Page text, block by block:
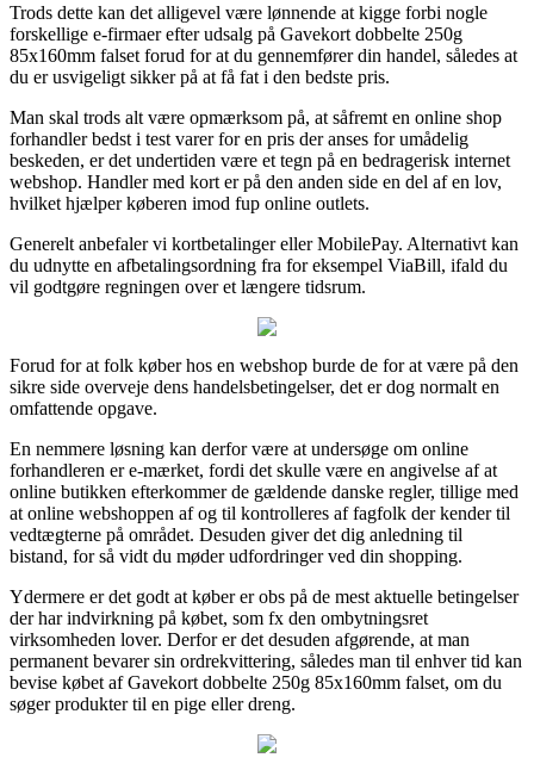
Trods dette kan det alligevel være lønnende at kigge forbi nogle
forskellige e-firmaer efter udsalg på Gavekort dobbelte 250g
85x160mm falset forud for at du gennemfører din handel, således at
du er usvigeligt sikker på at få fat i den bedste pris.
Man skal trods alt være opmærksom på, at såfremt en online shop
forhandler bedst i test varer for en pris der anses for umådelig
beskeden, er det undertiden være et tegn på en bedragerisk internet
webshop. Handler med kort er på den anden side en del af en lov,
hvilket hjælper køberen imod fup online outlets.
Generelt anbefaler vi kortbetalinger eller MobilePay. Alternativt kan
du udnytte en afbetalingsordning fra for eksempel ViaBill, ifald du
vil godtgøre regningen over et længere tidsrum.
Forud for at folk køber hos en webshop burde de for at være på den
sikre side overveje dens handelsbetingelser, det er dog normalt en
omfattende opgave.
En nemmere løsning kan derfor være at undersøge om online
forhandleren er e-mærket, fordi det skulle være en angivelse af at
online butikken efterkommer de gældende danske regler, tillige med
at online webshoppen af og til kontrolleres af fagfolk der kender til
vedtægterne på området. Desuden giver det dig anledning til
bistand, for så vidt du møder udfordringer ved din shopping.
Ydermere er det godt at køber er obs på de mest aktuelle betingelser
der har indvirkning på købet, som fx den ombytningsret
virksomheden lover. Derfor er det desuden afgørende, at man
permanent bevarer sin ordrekvittering, således man til enhver tid kan
bevise købet af Gavekort dobbelte 250g 85x160mm falset, om du
søger produkter til en pige eller dreng.